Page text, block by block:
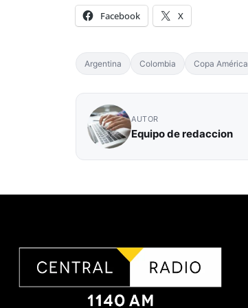
Facebook X
Argentina Colombia Copa América
AUTOR
Equipo de redaccion